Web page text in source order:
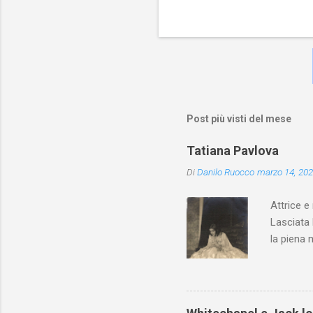
Post più visti del mese
Tatiana Pavlova
DiDanilo Ruocco marzo 14,
Attrice e
Lasciata
la piena